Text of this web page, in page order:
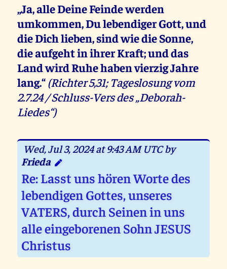
„Ja, alle Deine Feinde werden
umkommen, Du lebendiger Gott, und
die Dich lieben, sind wie die Sonne,
die aufgeht in ihrer Kraft; und das
Land wird Ruhe haben vierzig Jahre
lang.“(Richter 5,31; Tageslosung vom
2.7.24 / Schluss-Vers des „Deborah-
Liedes“)
Wed, Jul 3, 2024 at 9:43 AM UTC by
Frieda
Re: Lasst uns hören Worte des
lebendigen Gottes, unseres
VATERS, durch Seinen in uns
alle eingeborenen Sohn JESUS
Christus